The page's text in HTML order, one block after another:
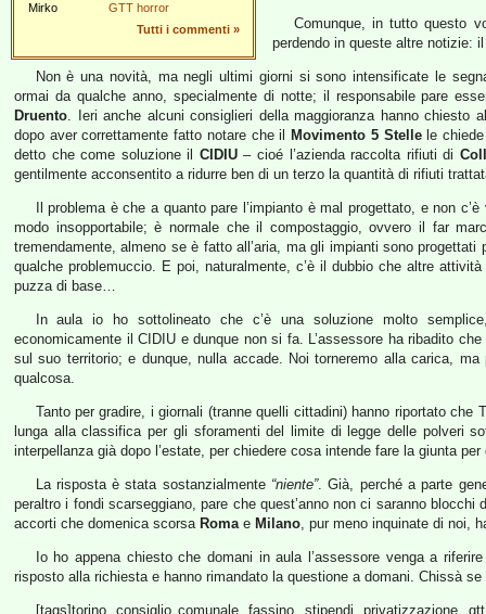
Mirko
GTT horror
Tutti i commenti »
Comunque, in tutto questo
perdendo in queste altre notizie:
Non è una novità, ma negli ultimi giorni si sono intensificate le
ormai da qualche anno, specialmente di notte; il responsabile pare
Druento. Ieri anche alcuni consiglieri della maggioranza hanno chiesto
dopo aver correttamente fatto notare che il
Movimento 5 Stellele
detto che come soluzione il CIDIU– cioé l’azienda raccolta rifiuti di
gentilmente acconsentito a ridurre ben di un terzo la quantità di rifiuti
Il problema è che a quanto pare l’impianto è mal progettato, e non
modo insopportabile; è normale che il compostaggio, ovvero il far
tremendamente, almeno se è fatto all’aria, ma gli impianti sono
qualche problemuccio. E poi, naturalmente, c’è il dubbio che altre
puzza di base…
In aula io ho sottolineato che c’è una soluzione molto
economicamente il CIDIU e dunque non si fa. L’assessore ha ribadito
sul suo territorio; e dunque, nulla accade. Noi torneremo alla carica,
qualcosa.
Tanto per gradire, i giornali (tranne quelli cittadini) hanno riportato che
lunga alla classifica per gli sforamenti del limite di legge delle polveri
interpellanza già dopo l’estate, per chiedere cosa intende fare la giunta
La risposta è stata sostanzialmente “niente”. Già, perché a parte
peraltro i fondi scarseggiano, pare che quest’anno non ci saranno
accorti che domenica scorsa Romae Milano, pur meno inquinate di noi,
Io ho appena chiesto che domani in aula l’assessore venga a
risposto alla richiesta e hanno rimandato la questione a domani. Chissà
[tags]torino, consiglio comunale, fassino, stipendi, privatizzazione,